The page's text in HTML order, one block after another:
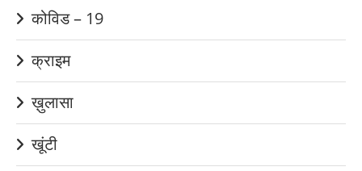
कोविड – 19
क्राइम
ख़ुलासा
खूंटी